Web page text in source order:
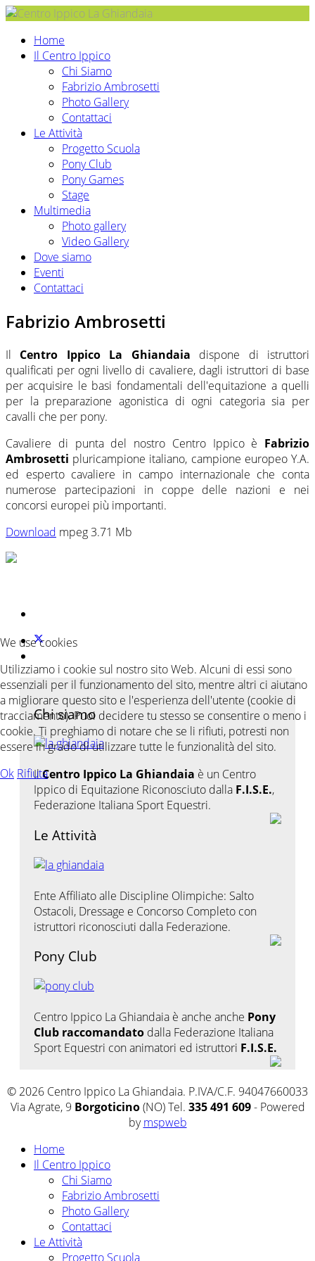
Home
Il Centro Ippico
Chi Siamo
Fabrizio Ambrosetti
Photo Gallery
Contattaci
Le Attività
Progetto Scuola
Pony Club
Pony Games
Stage
Multimedia
Photo gallery
Video Gallery
Dove siamo
Eventi
Contattaci
Fabrizio Ambrosetti
Il Centro Ippico La Ghiandaia dispone di istruttori
qualificati per ogni livello di cavaliere, dagli istruttori di base
per acquisire le basi fondamentali dell'equitazione a quelli
per la preparazione agonistica di ogni categoria sia per
cavalli che per pony.
Cavaliere di punta del nostro Centro Ippico è Fabrizio
Ambrosetti pluricampione italiano, campione europeo Y.A.
ed esperto cavaliere in campo internazionale che conta
numerose partecipazioni in coppe delle nazioni e nei
concorsi europei più importanti.
Download mpeg 3.71 Mb
Chi siamo
IlCentro Ippico La Ghiandaia è un Centro
Ippico di Equitazione Riconosciuto dalla F.I.S.E.,
Federazione Italiana Sport Equestri.
Le Attività
Ente Affiliato alle Discipline Olimpiche: Salto
Ostacoli, Dressage e Concorso Completo con
istruttori riconosciuti dalla Federazione.
Pony Club
Centro Ippico La Ghiandaia è anche anche Pony
Club raccomandato dalla Federazione Italiana
Sport Equestri con animatori ed istruttori F.I.S.E.
© 2026 Centro Ippico La Ghiandaia. P.IVA/C.F. 94047660033
Via Agrate, 9 Borgoticino(NO) Tel. 335 491 609- Powered
bymspweb
Home
Il Centro Ippico
Chi Siamo
Fabrizio Ambrosetti
Photo Gallery
Contattaci
Le Attività
Progetto Scuola
We use cookies
Utilizziamo i cookie sul nostro sito Web. Alcuni di essi sono
essenziali per il funzionamento del sito, mentre altri ci aiutano
a migliorare questo sito e l'esperienza dell'utente (cookie di
tracciamento). Puoi decidere tu stesso se consentire o meno i
cookie. Ti preghiamo di notare che se li rifiuti, potresti non
essere in grado di utilizzare tutte le funzionalità del sito.
Ok Rifiuta